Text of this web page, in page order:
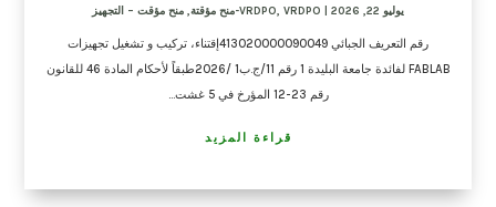
يوليو 22, 2026 VRDPO, VRDPO-منح مؤقتة , منح مؤقت – التجهيز
رقم التعريف الجبائي 413020000090049إقتناء، تركيب و تشغيل تجهيزات
FABLAB لفائدة جامعة البليدة 1 رقم 11/ج.ب1 /2026طبقاً لأحكام المادة 46 للقانون
رقم 23-12 المؤرخ في 5 غشت...
قراءة المزيد